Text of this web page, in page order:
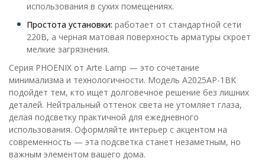
использования в сухих помещениях.
Простота установки: работает от стандартной сети
220В, а черная матовая поверхность арматуры скроет
мелкие загрязнения.
Серия PHOENIX от Arte Lamp — это сочетание
минимализма и технологичности. Модель A2025AP-1BK
подойдет тем, кто ищет долговечное решение без лишних
деталей. Нейтральный оттенок света не утомляет глаза,
делая подсветку практичной для ежедневного
использования. Оформляйте интерьер с акцентом на
современность — эта подсветка станет незаметным, но
важным элементом вашего дома.